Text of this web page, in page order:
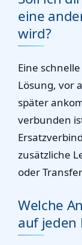
eine
wird?
Eine
Lösung, vor
später
verbunden
zusätzliche
oder
Welche
auf jeden